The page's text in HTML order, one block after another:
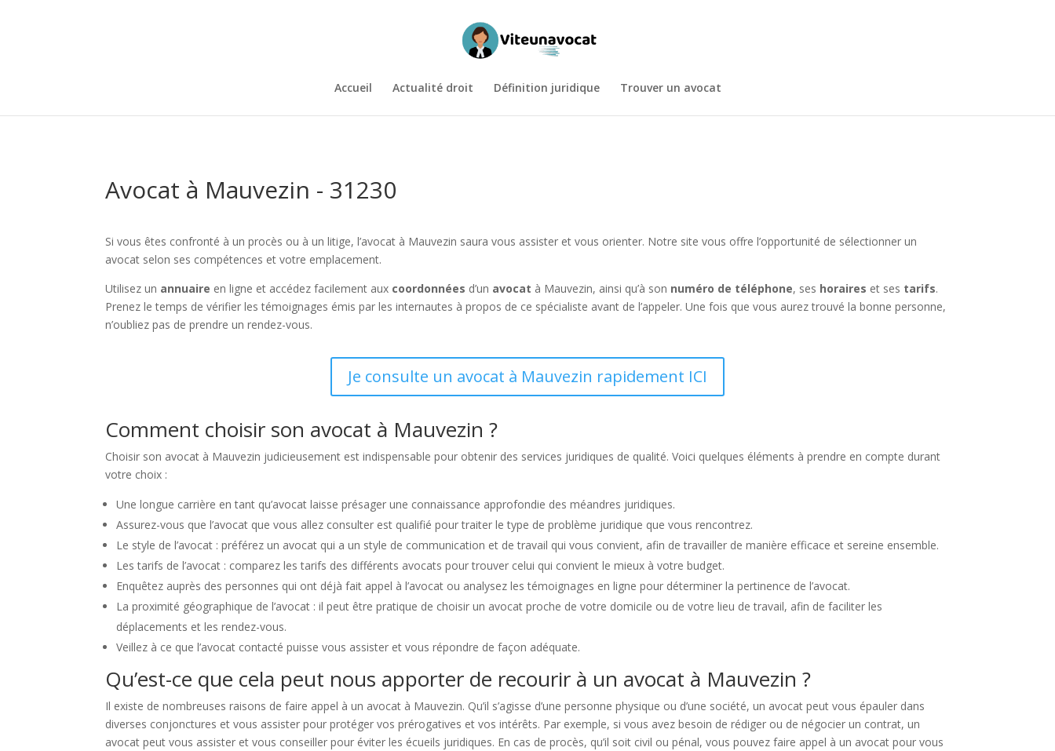
Accueil Actualité droit Définition juridique Trouver un avocat
Avocat à Mauvezin - 31230
Si vous êtes confronté à un procès ou à un litige, l’avocat à Mauvezin saura vous assister et vous orienter. Notre site vous offre l’opportunité de sélectionner un
avocat selon ses compétences et votre emplacement.
Utilisez un annuaire en ligne et accédez facilement aux coordonnées d’un avocat à Mauvezin, ainsi qu’à son numéro de téléphone, ses horaires et ses tarifs.
Prenez le temps de vérifier les témoignages émis par les internautes à propos de ce spécialiste avant de l’appeler. Une fois que vous aurez trouvé la bonne personne,
n’oubliez pas de prendre un rendez-vous.
Je consulte un avocat à Mauvezin rapidement ICI
Comment choisir son avocat à Mauvezin ?
Choisir son avocat à Mauvezin judicieusement est indispensable pour obtenir des services juridiques de qualité. Voici quelques éléments à prendre en compte durant
votre choix :
Une longue carrière en tant qu’avocat laisse présager une connaissance approfondie des méandres juridiques.
Assurez-vous que l’avocat que vous allez consulter est qualifié pour traiter le type de problème juridique que vous rencontrez.
Le style de l’avocat : préférez un avocat qui a un style de communication et de travail qui vous convient, afin de travailler de manière efficace et sereine ensemble.
Les tarifs de l’avocat : comparez les tarifs des différents avocats pour trouver celui qui convient le mieux à votre budget.
Enquêtez auprès des personnes qui ont déjà fait appel à l’avocat ou analysez les témoignages en ligne pour déterminer la pertinence de l’avocat.
La proximité géographique de l’avocat : il peut être pratique de choisir un avocat proche de votre domicile ou de votre lieu de travail, afin de faciliter les
déplacements et les rendez-vous.
Veillez à ce que l’avocat contacté puisse vous assister et vous répondre de façon adéquate.
Qu’est-ce que cela peut nous apporter de recourir à un avocat à Mauvezin ?
Il existe de nombreuses raisons de faire appel à un avocat à Mauvezin. Qu’il s’agisse d’une personne physique ou d’une société, un avocat peut vous épauler dans
diverses conjonctures et vous assister pour protéger vos prérogatives et vos intérêts. Par exemple, si vous avez besoin de rédiger ou de négocier un contrat, un
avocat peut vous assister et vous conseiller pour éviter les écueils juridiques. En cas de procès, qu’il soit civil ou pénal, vous pouvez faire appel à un avocat pour vous